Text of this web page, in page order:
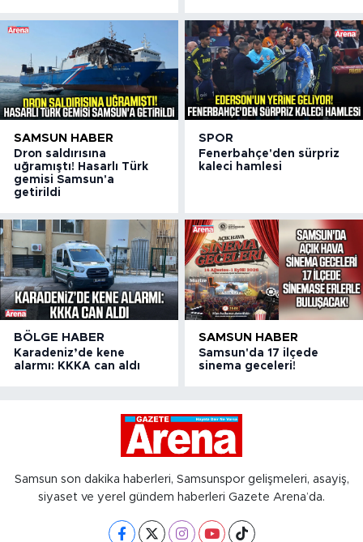
SAMSUN HABER
Dron saldırısına
uğramıştı! Hasarlı Türk
gemisi Samsun'a
getirildi
SPOR
Fenerbahçe'den sürpriz
kaleci hamlesi
BÖLGE HABER
Karadeniz’de kene
alarmı: KKKA can aldı
SAMSUN HABER
Samsun'da 17 ilçede
sinema geceleri!
Samsun son dakika haberleri, Samsunspor gelişmeleri, asayiş,
siyaset ve yerel gündem haberleri Gazete Arena’da.